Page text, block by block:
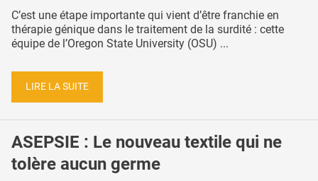
C’est une étape importante qui vient d’être franchie en
thérapie génique dans le traitement de la surdité : cette
équipe de l’Oregon State University (OSU) ...
LIRE LA SUITE
ASEPSIE : Le nouveau textile qui ne
tolère aucun germe